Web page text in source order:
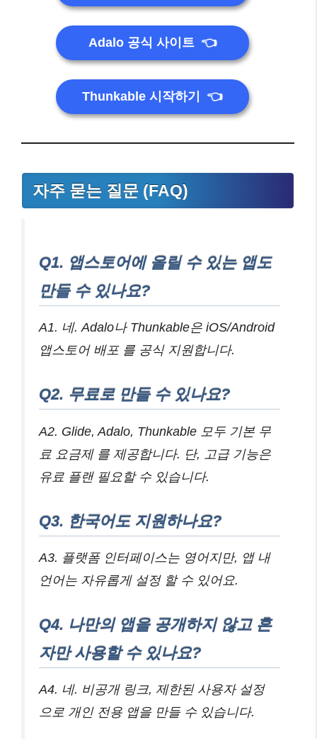
Adalo 공식 사이트👈
Thunkable 시작하기👈
자주 묻는 질문 (FAQ)
Q1. 앱스토어에 올릴 수 있는 앱도
만들 수 있나요?
A1. 네. Adalo나 Thunkable은 iOS/Android
앱스토어 배포 를 공식 지원합니다.
Q2. 무료로 만들 수 있나요?
A2. Glide, Adalo, Thunkable 모두 기본 무
료 요금제 를 제공합니다. 단, 고급 기능은
유료 플랜 필요할 수 있습니다.
Q3. 한국어도 지원하나요?
A3. 플랫폼 인터페이스는 영어지만, 앱 내
언어는 자유롭게 설정 할 수 있어요.
Q4. 나만의 앱을 공개하지 않고 혼
자만 사용할 수 있나요?
A4. 네. 비공개 링크, 제한된 사용자 설정
으로 개인 전용 앱을 만들 수 있습니다.